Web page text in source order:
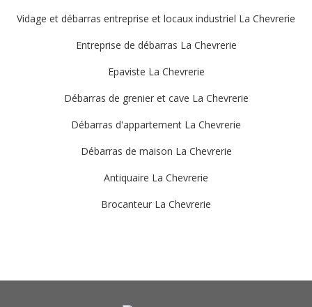
Vidage et débarras entreprise et locaux industriel La Chevrerie
Entreprise de débarras La Chevrerie
Epaviste La Chevrerie
Débarras de grenier et cave La Chevrerie
Débarras d'appartement La Chevrerie
Débarras de maison La Chevrerie
Antiquaire La Chevrerie
Brocanteur La Chevrerie